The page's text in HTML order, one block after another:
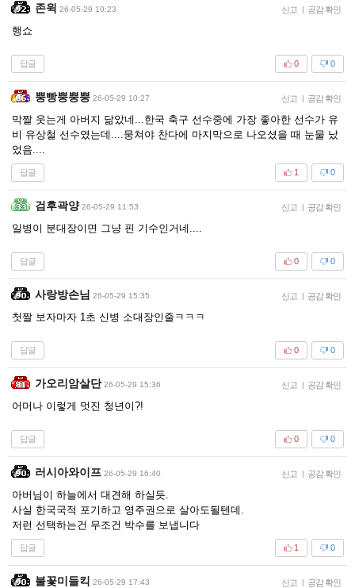
존윅 26-05-29 10:23 신고 | 공감 확인
행쇼
답글 0
0
뿡빵뿡뿡뿡 26-05-29 10:27 신고 | 공감 확인
막짤 웃는게 아버지 닮았네...한국 축구 선수중에 가장 좋아한 선수가 유
비 유상철 선수였는데....뭉쳐야 찬다에 마지막으로 나오셨을 때 눈물 났
었음....
답글 0
1
검후곽양 26-05-29 11:53 신고 | 공감 확인
일병이 분대장이면 그냥 핀 기수인거네....
답글 0
0
사랑방손님 26-05-29 15:35 신고 | 공감 확인
첫짤 보자마자 1초 신병 소대장인줄ㅋㅋㅋ
답글 0
0
가오리암살단 26-05-29 15:36 신고 | 공감 확인
어머나 이렇게 멋진 청년이?!
답글 0
0
러시아와이프 26-05-29 16:40 신고 | 공감 확인
아버님이 하늘에서 대견해 하실듯.
사실 한국국적 포기하고 영주권으로 살아도될텐데.
저런 선택하는건 무조건 박수를 보냅니다
답글 0
1
불꽃미들킥 26-05-29 17:43 신고 | 공감 확인